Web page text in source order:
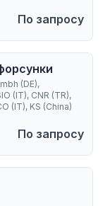
По запросу
(DE),
(IT), CNR (TR),
(IT), KS (China)
По запросу